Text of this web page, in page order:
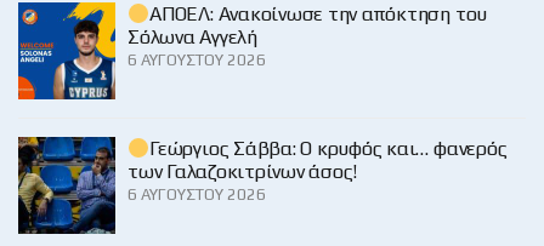
ΑΠΟΕΛ: Ανακοίνωσε την απόκτηση του
Σόλωνα Αγγελή
6 ΑΥΓΟΎΣΤΟΥ 2026
Γεώργιος Σάββα: Ο κρυφός και… φανερός
των Γαλαζοκιτρίνων άσος!
6 ΑΥΓΟΎΣΤΟΥ 2026